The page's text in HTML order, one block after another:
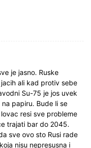
je jasno. Ruske
ali kad protiv sebe
Su-75 je jos uvek
papiru. Bude li se
resi sve probleme
trajati bar do 2045.
sve ovo sto Rusi rade
nisu nepresusna i